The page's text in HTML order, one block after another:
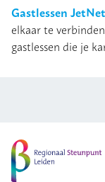
Gastlessen JetNet
elkaar te
gastlessen die je